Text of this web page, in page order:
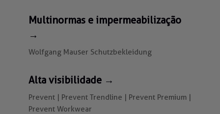
Multinormas e impermeabilização
→
Wolfgang Mauser Schutzbekleidung
Alta visibilidade →
Prevent | Prevent Trendline | Prevent Premium |
Prevent Workwear